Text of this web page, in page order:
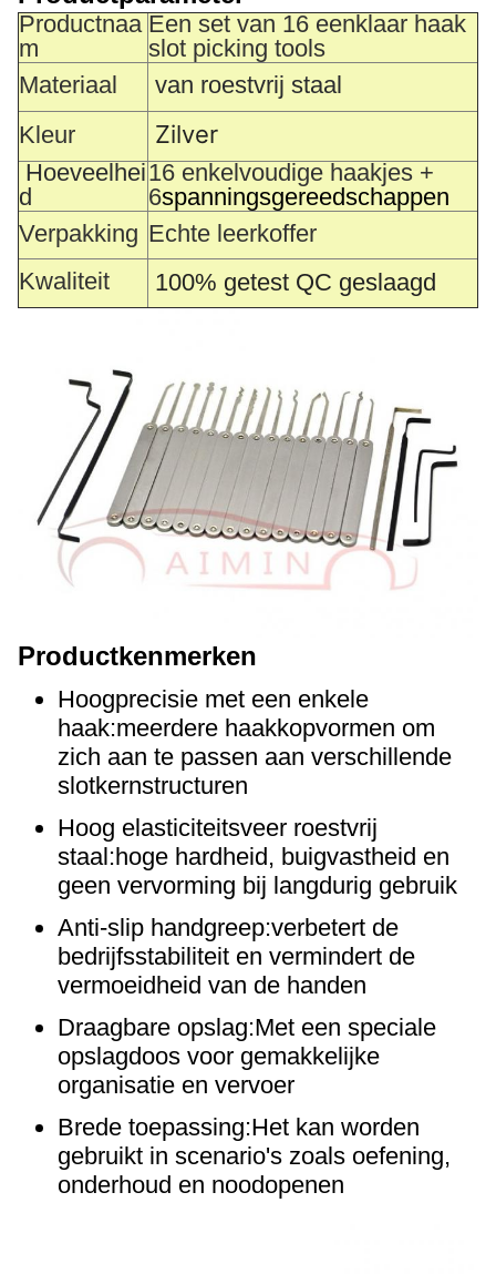
Productnaa
m
Een set van 16 eenklaar haak
slot picking tools
Materiaal
van roestvrij staal
Kleur
Zilver
Hoeveelhei
d
16 enkelvoudige haakjes +
6spanningsgereedschappen
Verpakking Echte leerkoffer
Kwaliteit
100% getest QC geslaagd
Productkenmerken
Hoogprecisie met een enkele
haak:meerdere haakkopvormen om
zich aan te passen aan verschillende
slotkernstructuren
Hoog elasticiteitsveer roestvrij
staal:hoge hardheid, buigvastheid en
geen vervorming bij langdurig gebruik
Anti-slip handgreep:verbetert de
bedrijfsstabiliteit en vermindert de
vermoeidheid van de handen
Draagbare opslag:Met een speciale
opslagdoos voor gemakkelijke
organisatie en vervoer
Brede toepassing:Het kan worden
gebruikt in scenario's zoals oefening,
onderhoud en noodopenen